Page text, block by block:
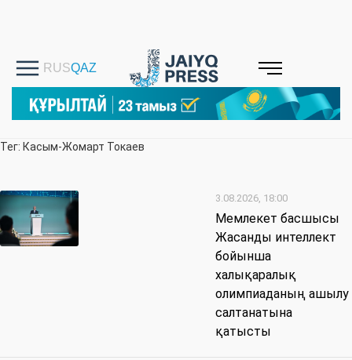
Тег: Касым-Жомарт Токаев
3.08.2026, 18:00
Мемлекет басшысы
Жасанды интеллект
бойынша
халықаралық
олимпиаданың ашылу
салтанатына
қатысты